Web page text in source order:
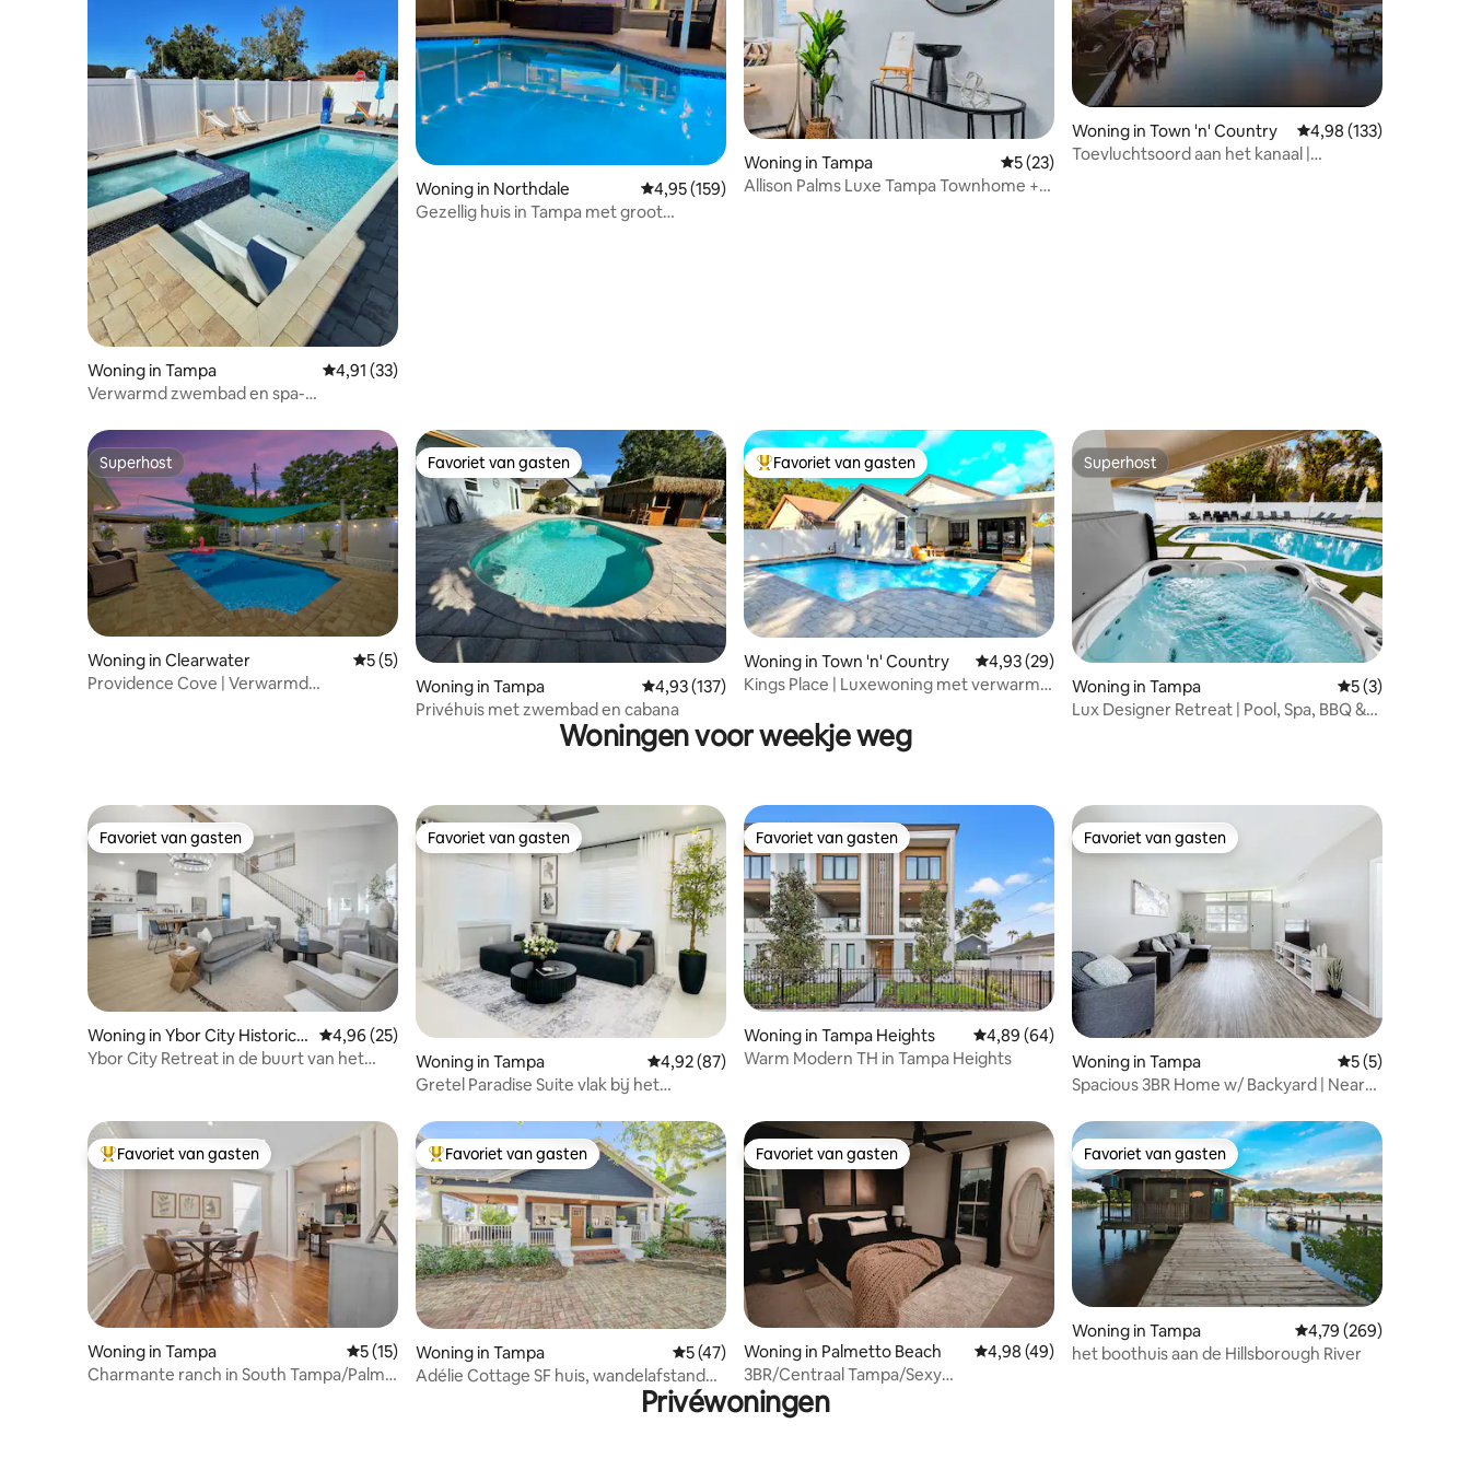
Woning in Tampa Gemiddelde beoordeling van 4,91 op 5, 33 recensies
4,91 (33)
Verwarmd zwembad en spa-
Woning in Northdale Gemiddelde beoordeling van 4,95 op 5, 159 recensies
4,95 (159)
Gezellig huis in Tampa met groot
Woning in Tampa Gemiddelde beoordeling van 5 op 5, 23 recensies
5 (23)
Allison Palms Luxe Tampa Townhome +
Woning in Town 'n' Country Gemiddelde
4,98 (133)
Toevluchtsoord aan het kanaal |
Superhost
Superhost
Woning in Clearwater Gemiddelde beoordeling van 5 op 5, 5 recensies
5 (5)
Providence Cove | Verwarmd
Favoriet van gasten
Favoriet van gasten
Woning in Tampa Gemiddelde beoordeling van 4,93 op 5, 137 recensies
4,93 (137)
Privéhuis met zwembad en cabana
Topfavoriet van gasten
Favoriet van gasten
Woning in Town 'n' Country Gemiddelde beoordeling van 4,93 op 5, 29 recensies
4,93 (29)
Kings Place | Luxewoning met verwarmd
Superhost
Superhost
Woning in Tampa Gemiddelde
5 (3)
Lux Designer Retreat | Pool, Spa, BBQ &
Woningen voor weekje weg
Favoriet van gasten
Favoriet van gasten
Woning in Ybor City Historic
District
Gemiddelde beoordeling van 4,96 op 5, 25 recensies
4,96 (25)
Ybor City Retreat in de buurt van het
Favoriet van gasten
Favoriet van gasten
Woning in Tampa Gemiddelde beoordeling van 4,92 op 5, 87 recensies
4,92 (87)
Gretel Paradise Suite vlak bij het
Favoriet van gasten
Favoriet van gasten
Woning in Tampa Heights Gemiddelde beoordeling van 4,89 op 5, 64 recensies
4,89 (64)
Warm Modern TH in Tampa Heights
Favoriet van gasten
Favoriet van gasten
Woning in Tampa Gemiddelde
5 (5)
Spacious 3BR Home w/ Backyard | Near
Topfavoriet van gasten
Favoriet van gasten
Woning in Tampa Gemiddelde beoordeling van 5 op 5, 15 recensies
5 (15)
Charmante ranch in South Tampa/Palma
Topfavoriet van gasten
Favoriet van gasten
Woning in Tampa Gemiddelde beoordeling van 5 op 5, 47 recensies
5 (47)
Adélie Cottage SF huis, wandelafstand
Favoriet van gasten
Favoriet van gasten
Woning in Palmetto Beach Gemiddelde beoordeling van 4,98 op 5, 49 recensies
4,98 (49)
3BR/Centraal Tampa/Sexy
dak/Vuurplaats/Fietsen/
Favoriet van gasten
Favoriet van gasten
Woning in Tampa Gemiddelde
4,79 (269)
het boothuis aan de Hillsborough River
Privéwoningen